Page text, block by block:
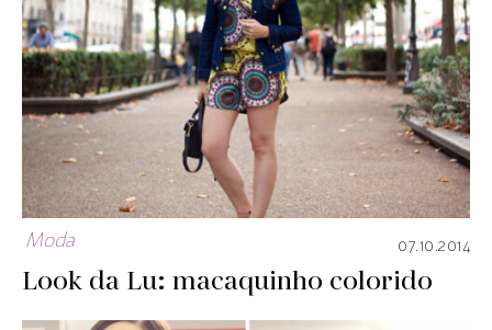
Moda 07.10.2014
Look da Lu: macaquinho colorido